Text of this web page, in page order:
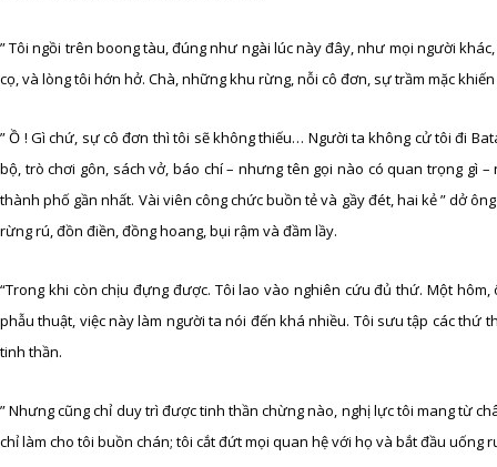
” Tôi ngồi trên boong tàu, đúng như ngài lúc này đây, như mọi người
cọ, và lòng tôi hớn hở. Chà, những khu rừng, nỗi cô đơn, sự trầm mặc
” Ồ ! Gì chứ, sự cô đơn thì tôi sẽ không thiếu… Người ta không cử tôi đi
bộ, trò chơi gôn, sách vở, báo chí – nhưng tên gọi nào có quan trọng gì
thành phố gần nhất. Vài viên công chức buồn tẻ và gầy đét, hai kẻ ” dở
rừng rú, đồn điền, đồng hoang, bụi rậm và đầm lầy.
“Trong khi còn chịu đựng được. Tôi lao vào nghiên cứu đủ thứ. Một
phẫu thuật, việc này làm người ta nói đến khá nhiều. Tôi sưu tập các thứ
tinh thần.
” Nhưng cũng chỉ duy trì được tinh thần chừng nào, nghị lực tôi mang từ
chỉ làm cho tôi buồn chán; tôi cắt đứt mọi quan hệ với họ và bắt đầu